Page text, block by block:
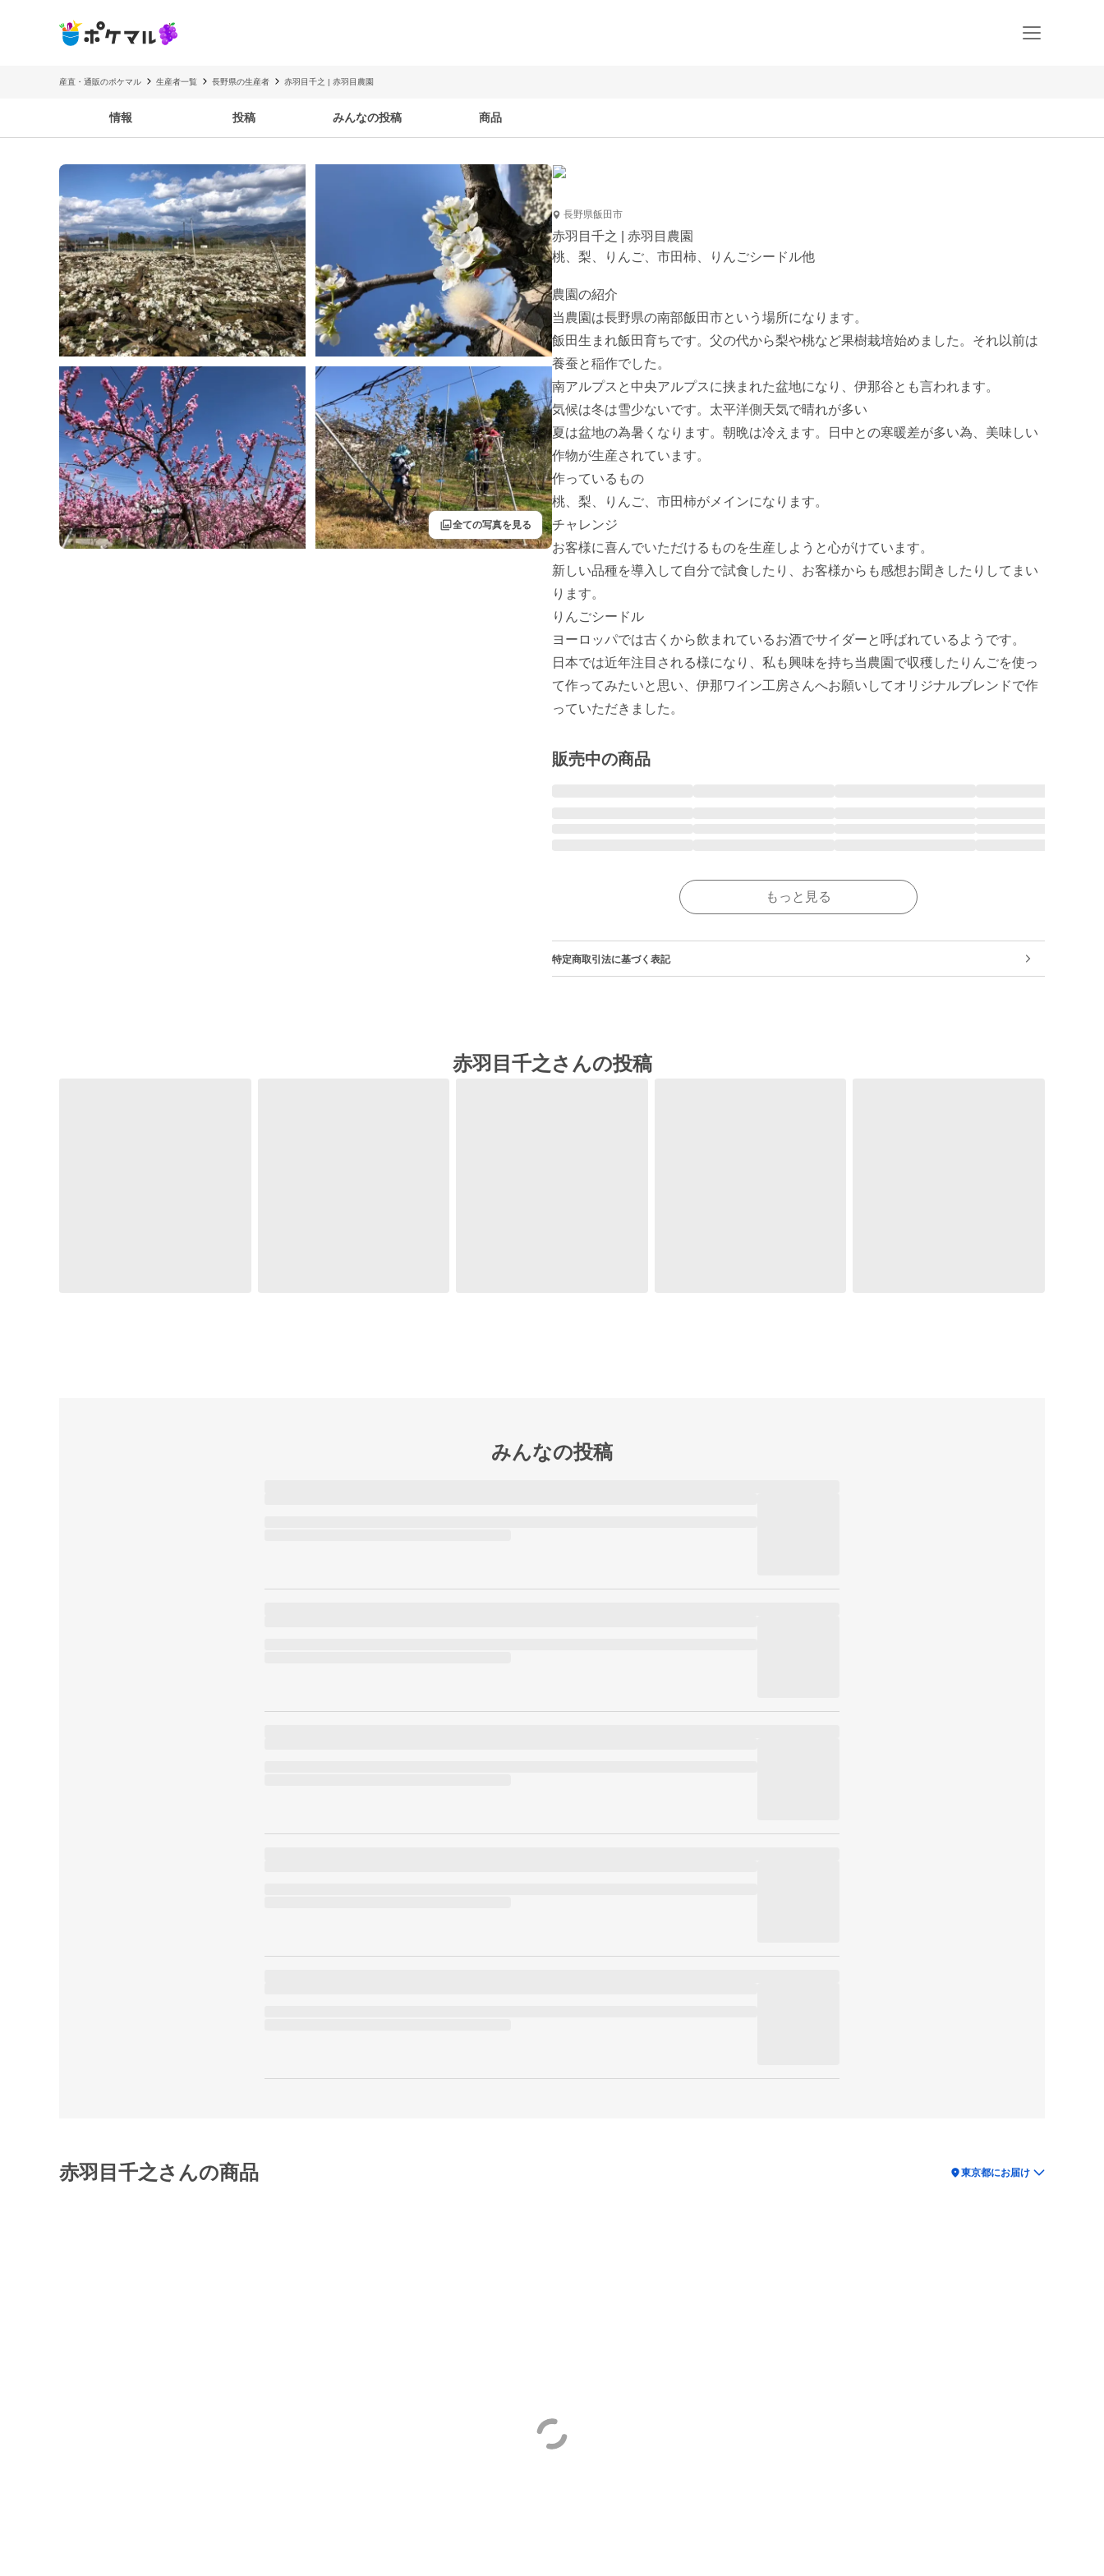
産直・通販のポケマル 生産者一覧 長野県の生産者 赤羽目千之 | 赤羽目農園
情報 投稿 みんなの投稿 商品
filter全ての写真を見る
長野県飯田市
赤羽目千之 | 赤羽目農園
桃、梨、りんご、市田柿、りんごシードル他
農園の紹介
当農園は長野県の南部飯田市という場所になります。
飯田生まれ飯田育ちです。父の代から梨や桃など果樹栽培始めました。それ以前は
養蚕と稲作でした。
南アルプスと中央アルプスに挟まれた盆地になり、伊那谷とも言われます。
気候は冬は雪少ないです。太平洋側天気で晴れが多い
夏は盆地の為暑くなります。朝晩は冷えます。日中との寒暖差が多い為、美味しい
作物が生産されています。
作っているもの
桃、梨、りんご、市田柿がメインになります。
チャレンジ
お客様に喜んでいただけるものを生産しようと心がけています。
新しい品種を導入して自分で試食したり、お客様からも感想お聞きしたりしてまい
ります。
りんごシードル
ヨーロッパでは古くから飲まれているお酒でサイダーと呼ばれているようです。
日本では近年注目される様になり、私も興味を持ち当農園で収穫したりんごを使っ
て作ってみたいと思い、伊那ワイン工房さんへお願いしてオリジナルブレンドで作
っていただきました。
販売中の商品
もっと見る
特定商取引法に基づく表記
赤羽目千之さんの投稿
みんなの投稿
赤羽目千之さんの商品 location_on東京都にお届け